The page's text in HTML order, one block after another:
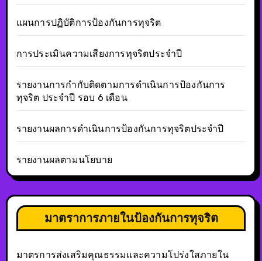
แผนการปฏิบัติการป้องกันการทุจริต
การประเมินความเสียงการทุจริตประจำปี
รายงานการกำกับติดตามการดำเนินการป้องกันการ
ทุจริต ประจำปี รอบ 6 เดือน
รายงานผลการดำเนินการป้องกันการทุจริตประจำปี
รายงานผลตามนโยบาย
มาตราการภายในป้องกันการทุจริต
มาตรการส่งเสริมคุณธรรมและความโปร่งใสภายใน